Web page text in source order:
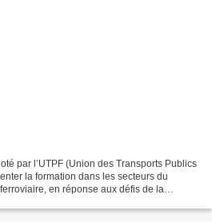
par l’UTPF (Union des Transports Publics
la formation dans les secteurs du
en réponse aux défis de la